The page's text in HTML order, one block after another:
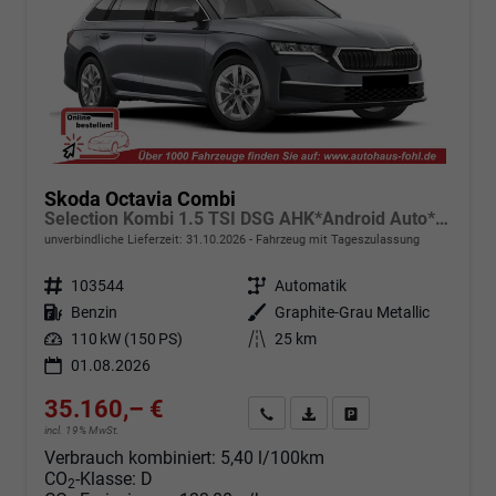
Skoda Octavia Combi
Selection Kombi 1.5 TSI DSG AHK*Android Auto*ACC*SHZ*E-Heck*Keyless*Kamera*2Z Klimaauto
unverbindliche Lieferzeit: 31.10.2026 Fahrzeug mit Tageszulassung
Fahrzeugnr. 103544 Getriebe Automatik
Kraftstoff Benzin Außenfarbe
Graphite-Grau Metallic
Leistung 110 kW (150 PS) Kilometerstand 25 km
01.08.2026
35.160,– €
incl. 19% MwSt.
Angebot anfordern
Fahrzeugexpose (PDF)
Verbrauch kombiniert: 5,40 l/100km
CO2-Klasse: D